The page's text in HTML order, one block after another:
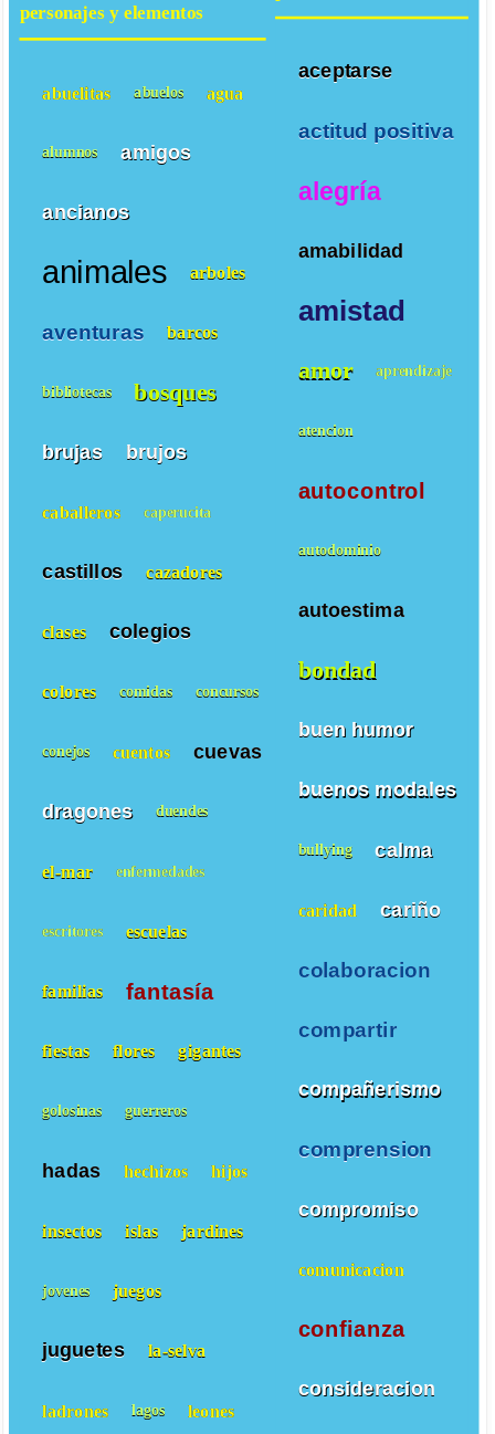
aceptarse
actitud positiva
alegría
amabilidad
amistad
amor aprendizaje
atencion
autocontrol
autodominio
autoestima
bondad
buen humor
buenos modales
bullying calma
caridad cariño
colaboracion
compartir
compañerismo
comprension
compromiso
comunicacion
confianza
consideracion
personajes y elementos
abuelitas abuelos agua
alumnos amigos
ancianos
animales arboles
aventuras barcos
bibliotecas bosques
brujas brujos
caballeros caperucita
castillos cazadores
clases colegios
colores comidas concursos
conejos cuentos cuevas
dragones duendes
el-mar enfermedades
escritores escuelas
familias fantasía
fiestas flores gigantes
golosinas guerreros
hadas hechizos hijos
insectos islas jardines
jovenes juegos
juguetes la-selva
ladrones lagos leones